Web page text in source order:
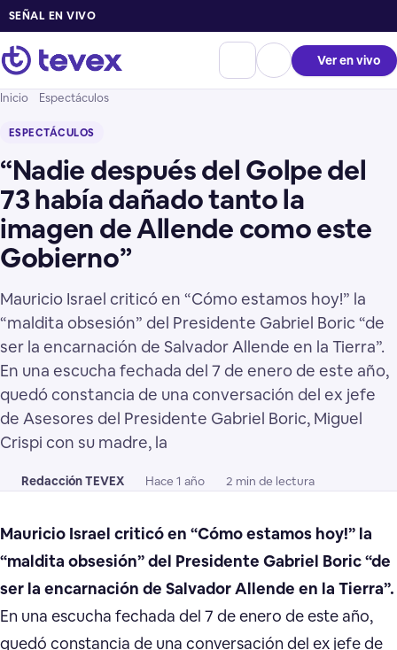
SEÑAL EN VIVO
Ver en vivo
Inicio Espectáculos
ESPECTÁCULOS
“Nadie después del Golpe del
73 había dañado tanto la
imagen de Allende como este
Gobierno”
Mauricio Israel criticó en “Cómo estamos hoy!” la
“maldita obsesión” del Presidente Gabriel Boric “de
ser la encarnación de Salvador Allende en la Tierra”.
En una escucha fechada del 7 de enero de este año,
quedó constancia de una conversación del ex jefe
de Asesores del Presidente Gabriel Boric, Miguel
Crispi con su madre, la
Redacción TEVEX Hace 1 año 2 min de lectura
Mauricio Israel criticó en “Cómo estamos hoy!” la
“maldita obsesión” del Presidente Gabriel Boric “de
ser la encarnación de Salvador Allende en la Tierra”.
En una escucha fechada del 7 de enero de este año,
quedó constancia de una conversación del ex jefe de